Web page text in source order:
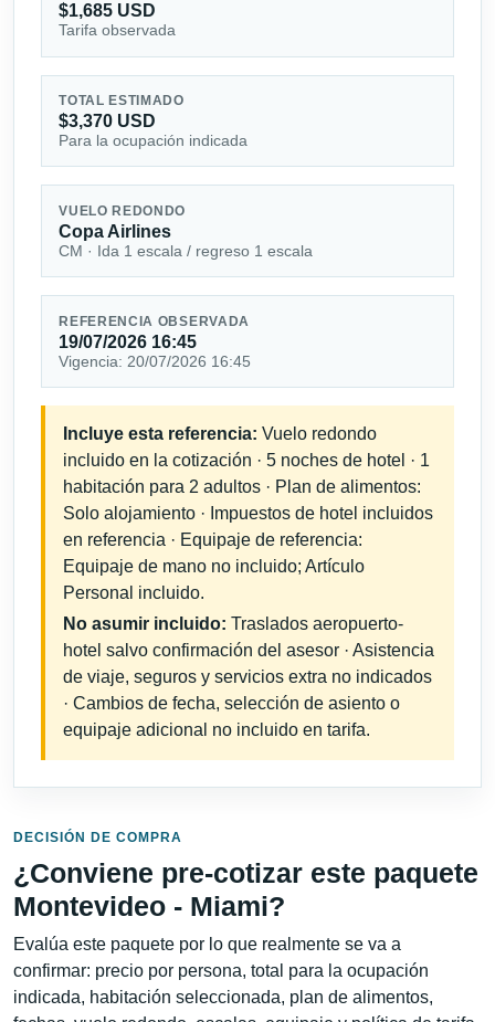
$1,685 USD
Tarifa observada
TOTAL ESTIMADO
$3,370 USD
Para la ocupación indicada
VUELO REDONDO
Copa Airlines
CM · Ida 1 escala / regreso 1 escala
REFERENCIA OBSERVADA
19/07/2026 16:45
Vigencia: 20/07/2026 16:45
Incluye esta referencia: Vuelo redondo
incluido en la cotización · 5 noches de hotel · 1
habitación para 2 adultos · Plan de alimentos:
Solo alojamiento · Impuestos de hotel incluidos
en referencia · Equipaje de referencia:
Equipaje de mano no incluido; Artículo
Personal incluido.
No asumir incluido: Traslados aeropuerto-
hotel salvo confirmación del asesor · Asistencia
de viaje, seguros y servicios extra no indicados
· Cambios de fecha, selección de asiento o
equipaje adicional no incluido en tarifa.
DECISIÓN DE COMPRA
¿Conviene pre-cotizar este paquete
Montevideo - Miami?
Evalúa este paquete por lo que realmente se va a
confirmar: precio por persona, total para la ocupación
indicada, habitación seleccionada, plan de alimentos,